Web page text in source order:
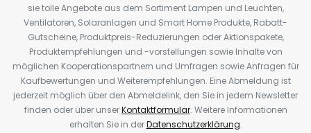
sie tolle Angebote aus dem Sortiment Lampen und Leuchten,
Ventilatoren, Solaranlagen und Smart Home Produkte, Rabatt-
Gutscheine, Produktpreis-Reduzierungen oder Aktionspakete,
Produktempfehlungen und -vorstellungen sowie Inhalte von
möglichen Kooperationspartnern und Umfragen sowie Anfragen für
Kaufbewertungen und Weiterempfehlungen. Eine Abmeldung ist
jederzeit möglich über den Abmeldelink, den Sie in jedem Newsletter
finden oder über unserKontaktformular. Weitere Informationen
erhalten Sie in derDatenschutzerklärung.